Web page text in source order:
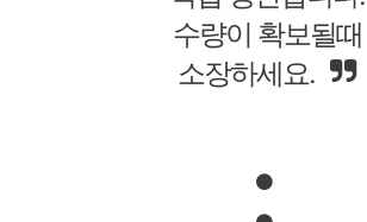
결탁하지 않아서
가격거품 따위는 없어요!